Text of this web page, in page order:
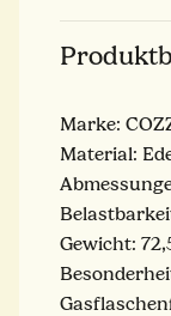
Marke:
Material:
Gewicht: